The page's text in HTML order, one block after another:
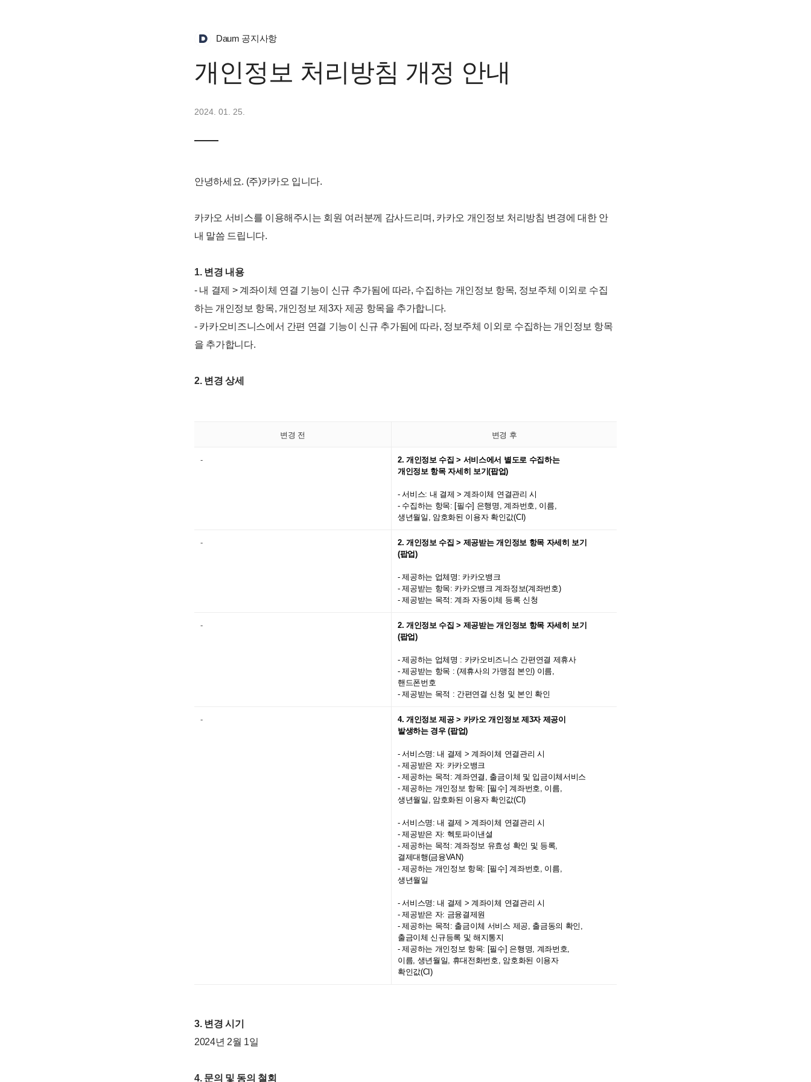
Daum 공지사항
개인정보 처리방침 개정 안내
2024. 01. 25.
안녕하세요. (주)카카오 입니다.
카카오 서비스를 이용해주시는 회원 여러분께 감사드리며, 카카오 개인정보 처리방침 변경에 대한 안
내 말씀 드립니다.
1. 변경 내용
- 내 결제 > 계좌이체 연결 기능이 신규 추가됨에 따라, 수집하는 개인정보 항목, 정보주체 이외로 수집
하는 개인정보 항목, 개인정보 제3자 제공 항목을 추가합니다.
- 카카오비즈니스에서 간편 연결 기능이 신규 추가됨에 따라, 정보주체 이외로 수집하는 개인정보 항목
을 추가합니다.
2. 변경 상세
변경 전 변경 후
-
​​2. 개인정보 수집 > 서비스에서 별도로 수집하는
개인정보 항목 자세히 보기(팝업)
- 서비스: 내 결제 > 계좌이체 연결관리 시
- 수집하는 항목: [필수] 은행명, 계좌번호, 이름,
생년월일, 암호화된 이용자 확인값(CI)
-
2. 개인정보 수집 > 제공받는 개인정보 항목 자세히 보기
(팝업)
- 제공하는 업체명: 카카오뱅크
- 제공받는 항목: 카카오뱅크 계좌정보(계좌번호)
- 제공받는 목적: 계좌 자동이체 등록 신청
-
2. 개인정보 수집 > 제공받는 개인정보 항목 자세히 보기
(팝업)
- 제공하는 업체명 : 카카오비즈니스 간편연결 제휴사
- 제공받는 항목 : (제휴사의 가맹점 본인) 이름,
핸드폰번호
- 제공받는 목적 : 간편연결 신청 및 본인 확인
-
4. 개인정보 제공 > 카카오 개인정보 제3자 제공이
발생하는 경우 (팝업)
- 서비스명: 내 결제 > 계좌이체 연결관리 시
- 제공받은 자: 카카오뱅크
- 제공하는 목적: 계좌연결, 출금이체 및 입금이체서비스
- 제공하는 개인정보 항목: [필수] 계좌번호, 이름,
생년월일, 암호화된 이용자 확인값(CI)
- 서비스명: 내 결제 > 계좌이체 연결관리 시
- 제공받은 자: 헥토파이낸셜
- 제공하는 목적: 계좌정보 유효성 확인 및 등록,
결제대행(금융VAN)
- 제공하는 개인정보 항목: [필수] 계좌번호, 이름,
생년월일
- 서비스명: 내 결제 > 계좌이체 연결관리 시
- 제공받은 자: 금융결제원
- 제공하는 목적: 출금이체 서비스 제공, 출금동의 확인,
출금이체 신규등록 및 해지통지
- 제공하는 개인정보 항목: [필수] 은행명, 계좌번호,
이름, 생년월일, 휴대전화번호, 암호화된 이용자
확인값(CI)
3. 변경 시기
2024년 2월 1일
4. 문의 및 동의 철회